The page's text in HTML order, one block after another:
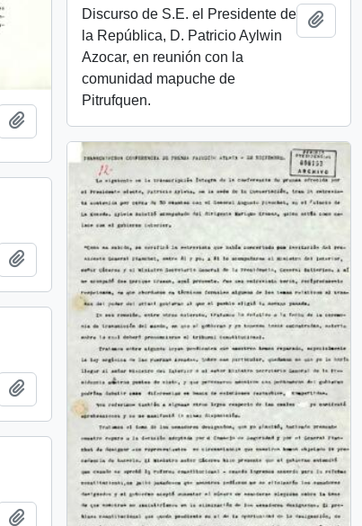
Discurso de S.E. el Presidente de
la República, D. Patricio Aylwin
Azocar, en reunión con la
comunidad mapuche de
Pitrufquen.
Añadir al portapapeles
Añadir al portapapeles
Añadir al portapapeles
Añadir al portapapeles